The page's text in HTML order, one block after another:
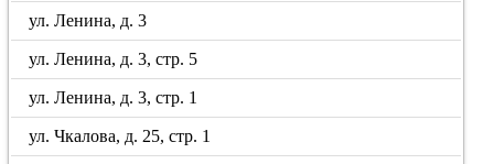
ул. Ленина, д. 3
ул. Ленина, д. 3, стр. 5
ул. Ленина, д. 3, стр. 1
ул. Чкалова, д. 25, стр. 1